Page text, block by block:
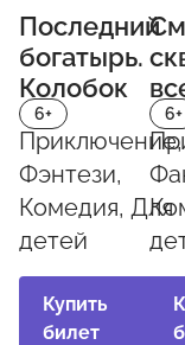
Последний
богатырь.
Колобок
6+
Приключение,
Фэнтези,
Комедия, Для
детей
Купить
билет
6+